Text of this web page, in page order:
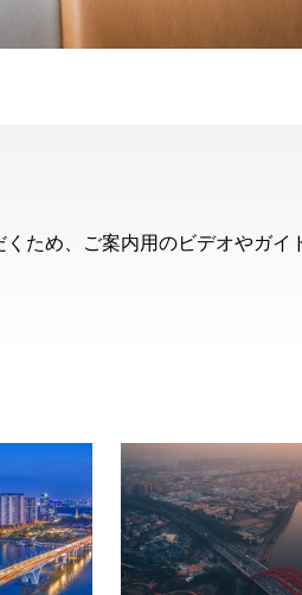
ため、ご案内用のビデオやガイ